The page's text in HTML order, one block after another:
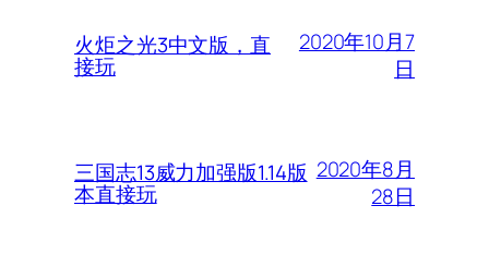
火炬之光3中文版，直
接玩
2020年10月7
日
三国志13威力加强版1.14版
本直接玩
2020年8月
28日